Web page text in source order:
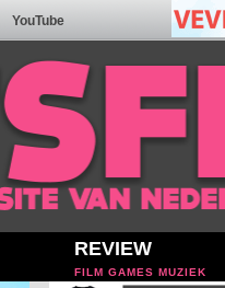
YouTube
REVIEW
FILM GAMES MUZIEK